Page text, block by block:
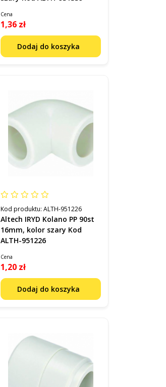
Cena
1,36 zł
Dodaj do koszyka
Kod produktu: ALTH-951226
Altech IRYD Kolano PP 90st
16mm, kolor szary Kod
ALTH-951226
Cena
1,20 zł
Dodaj do koszyka